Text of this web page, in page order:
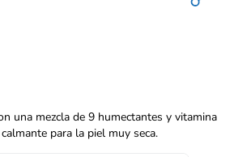
una mezcla de 9 humectantes y vitamina
para la piel muy seca.